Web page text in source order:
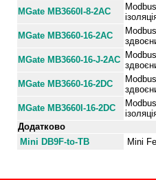
MGate MB3660I-8-2AC
MGate MB3660-16-2AC
MGate MB3660-16-J-2AC
MGate MB3660-16-2DC
MGate MB3660 -16-2DC
Додатково
Mini DB9F-to-TB
Mini